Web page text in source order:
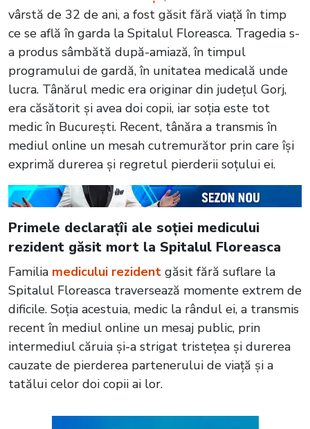
vârstă de 32 de ani, a fost găsit fără viață în timp
ce se află în garda la Spitalul Floreasca. Tragedia s-
a produs sâmbătă după-amiază, în timpul
programului de gardă, în unitatea medicală unde
lucra. Tânărul medic era originar din județul Gorj,
era căsătorit și avea doi copii, iar soția este tot
medic în București. Recent, tânăra a transmis în
mediul online un mesah cutremurător prin care își
exprimă durerea și regretul pierderii soțului ei.
Primele declarațîi ale soției medicului
rezident găsit mort la Spitalul Floreasca
Familia medicului rezident găsit fără suflare la
Spitalul Floreasca traversează momente extrem de
dificile. Soția acestuia, medic la rândul ei, a transmis
recent în mediul online un mesaj public, prin
intermediul căruia și-a strigat tristețea și durerea
cauzate de pierderea partenerului de viață și a
tatălui celor doi copii ai lor.